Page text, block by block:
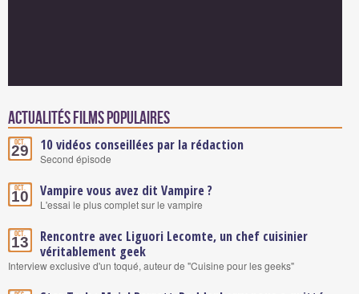
Actualités Films populaires
Oct.
29 10 vidéos conseillées par la rédaction
Second épisode
Oct.
10 Vampire vous avez dit Vampire ?
L'essai le plus complet sur le vampire
Oct.
13
Rencontre avec Liguori Lecomte, un chef cuisinier
véritablement geek
Interview exclusive d'un toqué, auteur de "Cuisine pour les geeks"